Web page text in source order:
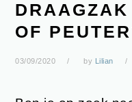
OF
03/09/2020 by Lilian